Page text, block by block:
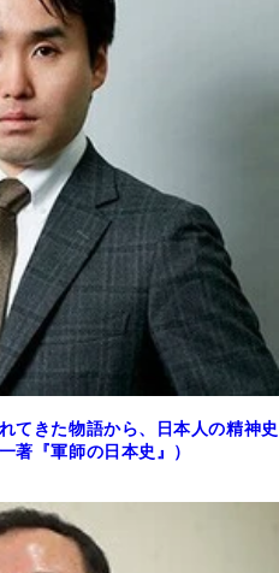
てきた物語から、日本人の精神史
著『軍師の日本史』）